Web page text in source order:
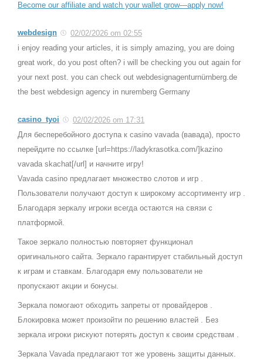
Become our affiliate and watch your wallet grow—apply now!
webdesign
02/02/2026 om 02:55
i enjoy reading your articles, it is simply amazing, you are doing
great work, do you post often? i will be checking you out again for
your next post. you can check out webdesignagenturnürnberg.de
the best webdesign agency in nuremberg Germany
casino_tyoi
02/02/2026 om 17:31
Для бесперебойного доступа к casino vavada (вавада), просто
перейдите по ссылке [url=https://ladykrasotka.com/]kazino
vavada skachat[/url] и начните игру!
Vavada casino предлагает множество слотов и игр .
Пользователи получают доступ к широкому ассортименту игр .
Благодаря зеркалу игроки всегда остаются на связи с
платформой.
Такое зеркало полностью повторяет функционал
оригинального сайта. Зеркало гарантирует стабильный доступ
к играм и ставкам. Благодаря ему пользователи не
пропускают акции и бонусы.
Зеркала помогают обходить запреты от провайдеров .
Блокировка может произойти по решению властей . Без
зеркала игроки рискуют потерять доступ к своим средствам .
Зеркала Vavada предлагают тот же уровень защиты данных.